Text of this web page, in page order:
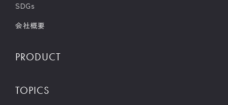
SDGs
会社概要
PRODUCT
TOPICS